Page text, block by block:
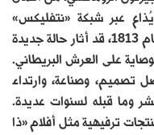
يُذاع عبر شبكة «نتفليكس»
الترفيهية، وتدور أحداثه في إنجلترا في عام 1813، قد أثار حالة جديدة
على العرش البريطاني.
تصميم، وصناعة، وارتداء
وما قبله لسنوات عديدة.
ترفيهية مثل أفلام «ذا